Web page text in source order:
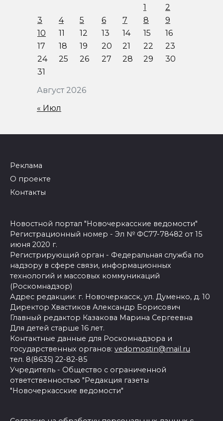
Август 2026
1
2
3
4 5 6 7 8
9
10
11 12 13 14 15
16
17
18 19 20 21 22
23
24
25 26 27 28 29
30
31
« Июл
Реклама
О проекте
Контакты
Новостной портал "Новочеркасские ведомости"
Регистрационный номер - Эл № ФС77-78482 от 15
июня 2020 г.
Регистрирующий орган - Федеральная служба по
надзору в сфере связи, информационных
технологий и массовых коммуникаций
(Роскомнадзор)
Адрес редакции: г. Новочеркасск, ул. Думенко, д. 10
Директор Хвастиков Александр Борисович
Главный редактор Казакова Марина Сергеевна
Для детей старше 16 лет.
Контактные данные для Роскомнадзора и
государственных органов: vedomostin@mail.ru
тел. 8(8635) 22-82-85
Учредитель - Общество с ограниченной
ответственностью "Редакция газеты
"Новочеркасские ведомости"